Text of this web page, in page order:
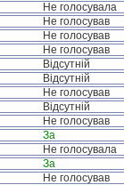
Не голосувала
Не голосував
Не голосував
Не голосував
Відсутній
Відсутній
Не голосував
Відсутній
Не голосував
За
Не голосувала
За
Не голосував